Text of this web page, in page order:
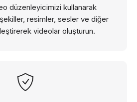
düzenleyicimizi kullanarak
resimler, sesler ve diğer
videolar oluşturun.